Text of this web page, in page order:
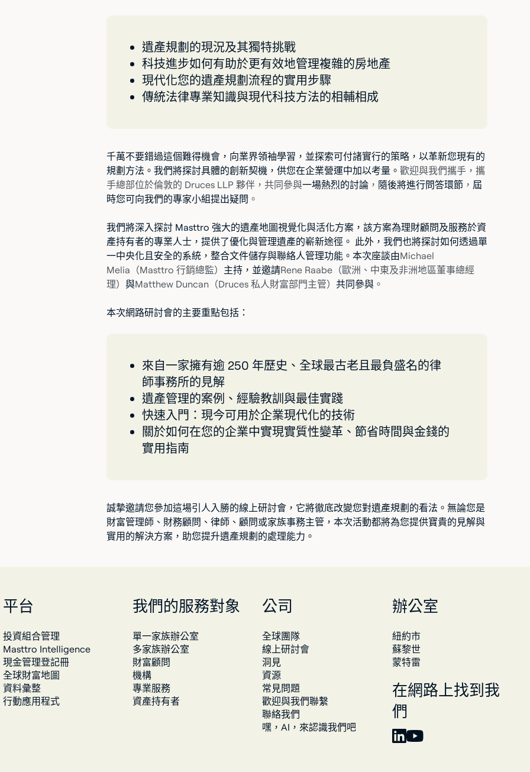
遺產規劃的現況及其獨特挑戰
科技進步如何有助於更有效地管理複雜的房地產
現代化您的遺產規劃流程的實用步驟
傳統法律專業知識與現代科技方法的相輔相成
千萬不要錯過這個難得機會，向業界領袖學習，並探索可付諸實行的策略，以革新您現有的
規劃方法。我們將探討具體的創新契機，供您在企業營運中加以考量。 歡迎與我們攜手，攜
手總部位於倫敦的 Druces LLP 夥伴，共同參與一場熱烈的討論， 隨後將進行問答環節， 屆
時您可向我們的專家小組提出疑問 。
我們將深入探討 Masttro 強大的遺產地圖視覺化與活化方案，該方案為理財顧問及服務於資
產持有者的專業人士，提供了優化與管理遺產的嶄新途徑。 此外，我們也將探討如何透過單
一中央化且安全的系統，整合文件儲存與聯絡人管理功能。本次座談由Michael
Melia（Masttro 行銷總監） 主持，並邀請Rene Raabe（歐洲、中東及非洲地區董事總經
理） 與Matthew Duncan（Druces 私人財富部門主管） 共同參與。
本次網路研討會的主要重點包括：
來自一家擁有逾 250 年歷史、全球最古老且最負盛名的律
師事務所的見解
遺產管理的案例、經驗教訓與最佳實踐
快速入門：現今可用於企業現代化的技術
關於如何在您的企業中實現實質性變革、節省時間與金錢的
實用指南
誠摯邀請您參加這場引人入勝的線上研討會，它將徹底改變您對遺產規劃的看法。無論您是
財富管理師、財務顧問、律師、顧問或家族事務主管，本次活動都將為您提供寶貴的見解與
實用的解決方案，助您提升遺產規劃的處理能力。
平台
投資組合管理
Masttro Intelligence
現金管理登記冊
全球財富地圖
資料彙整
行動應用程式
我們的服務對象
單一家族辦公室
多家族辦公室
財富顧問
機構
專業服務
資產持有者
公司
全球團隊
線上研討會
洞見
資源
常見問題
歡迎與我們聯繫
聯絡我們
嘿，AI，來認識我們吧
辦公室
紐約市
蘇黎世
蒙特雷
在網路上找到我
們